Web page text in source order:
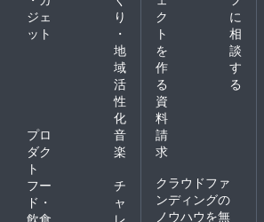
ジェ
ット
り
・
地
域
活
性
化
プロ
ダク
ト
音
楽
フー
ド・
チ
ャ
ク
ト
を
作
る
に
相
談
す
る
資
料
請
求
クラウドファ
ンディングの
ノウハウを無